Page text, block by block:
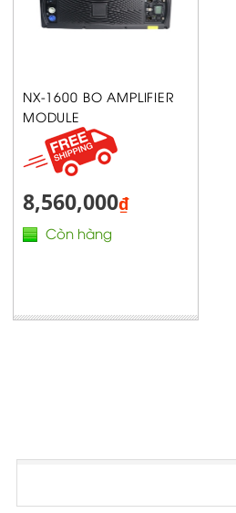
NX-1600 BO AMPLIFIER
MODULE
8,560,000₫
Còn hàng